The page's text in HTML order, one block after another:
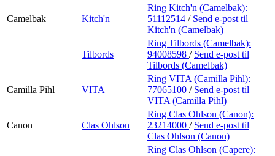
Camelbak Kitch'n
Ring Kitch'n (Camelbak):
51112514 / Send e-post til
Kitch'n (Camelbak)
Tilbords
Ring Tilbords (Camelbak):
94008598 / Send e-post til
Tilbords (Camelbak)
Camilla Pihl VITA
Ring VITA (Camilla Pihl):
77065100 / Send e-post til
VITA (Camilla Pihl)
Canon Clas Ohlson
Ring Clas Ohlson (Canon):
23214000 / Send e-post til
Clas Ohlson (Canon)
Ring Clas Ohlson (Capere):